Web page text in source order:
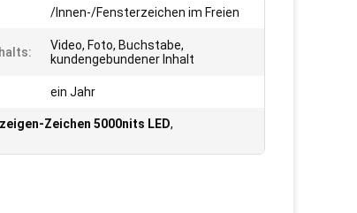
/Innen-/Fensterzeichen im Freien
Video, Foto, Buchstabe,
kundengebundener Inhalt
ein Jahr
Zeichen 5000nits LED,